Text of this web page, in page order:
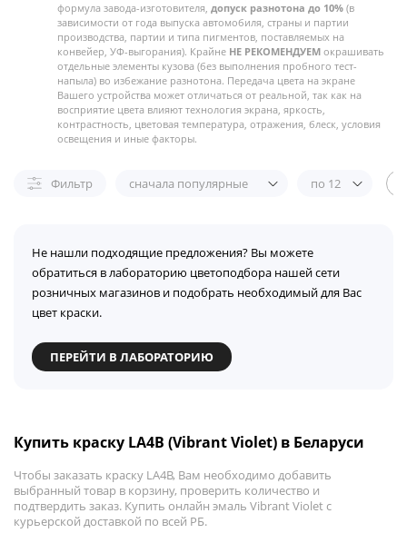
формула завода-изготовителя, допуск разнотона до 10% (в
зависимости от года выпуска автомобиля, страны и партии
производства, партии и типа пигментов, поставляемых на
конвейер, УФ-выгорания). Крайне НЕ РЕКОМЕНДУЕМ окрашивать
отдельные элементы кузова (без выполнения пробного тест-
напыла) во избежание разнотона. Передача цвета на экране
Вашего устройства может отличаться от реальной, так как на
восприятие цвета влияют технология экрана, яркость,
контрастность, цветовая температура, отражения, блеск, условия
освещения и иные факторы.
Фильтр сначала популярные по 12
Не нашли подходящие предложения? Вы можете
обратиться в лабораторию цветоподбора нашей сети
розничных магазинов и подобрать необходимый для Вас
цвет краски.
ПЕРЕЙТИ В ЛАБОРАТОРИЮ
Купить краску LA4B (Vibrant Violet) в Беларуси
Чтобы заказать краску LA4B, Вам необходимо добавить
выбранный товар в корзину, проверить количество и
подтвердить заказ. Купить онлайн эмаль Vibrant Violet с
курьерской доставкой по всей РБ.